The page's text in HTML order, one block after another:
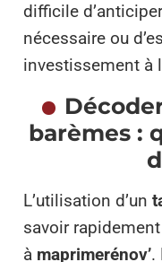
difficile
nécessaire ou
investissement à
barèmes :
L’utilisation d’un
savoir
à maprimerénov’.